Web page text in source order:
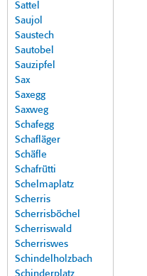
Sattel
Saujol
Saustech
Sautobel
Sauzipfel
Sax
Saxegg
Saxweg
Schafegg
Schafläger
Schäfle
Schafrütti
Schelmaplatz
Scherris
Scherrisböchel
Scherriswald
Scherriswes
Schindelholzbach